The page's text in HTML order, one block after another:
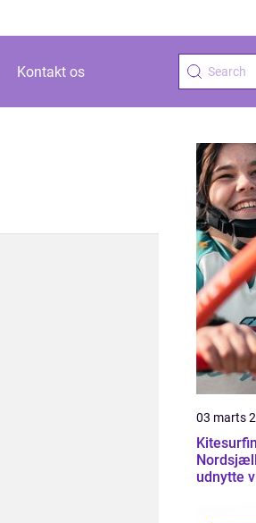
Kontakt os
03 marts
udnytte